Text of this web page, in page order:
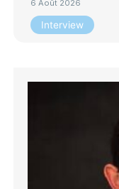
6 Août 2026
Interview